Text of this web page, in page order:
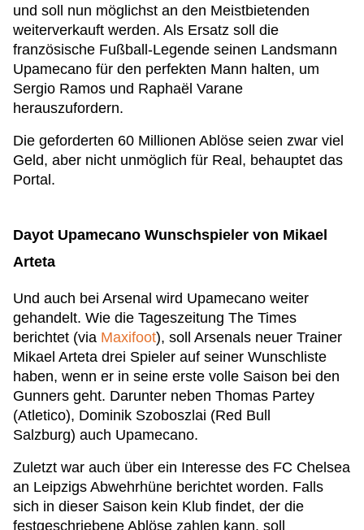
und soll nun möglichst an den Meistbietenden
weiterverkauft werden. Als Ersatz soll die
französische Fußball-Legende seinen Landsmann
Upamecano für den perfekten Mann halten, um
Sergio Ramos und Raphaël Varane
herauszufordern.
Die geforderten 60 Millionen Ablöse seien zwar viel
Geld, aber nicht unmöglich für Real, behauptet das
Portal.
Dayot Upamecano Wunschspieler von Mikael
Arteta
Und auch bei Arsenal wird Upamecano weiter
gehandelt. Wie die Tageszeitung The Times
berichtet (via Maxifoot), soll Arsenals neuer Trainer
Mikael Arteta drei Spieler auf seiner Wunschliste
haben, wenn er in seine erste volle Saison bei den
Gunners geht. Darunter neben Thomas Partey
(Atletico), Dominik Szoboszlai (Red Bull
Salzburg) auch Upamecano.
Zuletzt war auch über ein Interesse des FC Chelsea
an Leipzigs Abwehrhüne berichtet worden. Falls
sich in dieser Saison kein Klub findet, der die
festgeschriebene Ablöse zahlen kann, soll